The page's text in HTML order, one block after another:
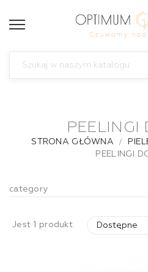
PEELINGI
STRONA GŁÓWNA
PEELINGI
category
Jest 1 produkt. Dostępne